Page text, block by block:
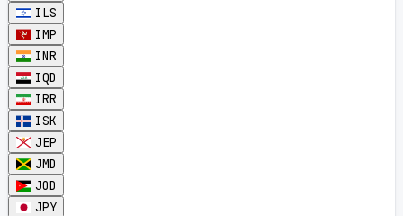
ILS
IMP
INR
IQD
IRR
ISK
JEP
JMD
JOD
JPY